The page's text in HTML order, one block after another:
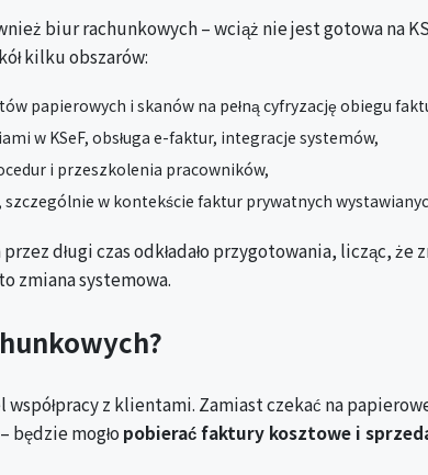
biur rachunkowych – wciąż nie jest gotowa na
kilku obszarów:
papierowych i skanów na pełną cyfryzację obiegu
w KSeF, obsługa e-faktur, integracje systemów,
i przeszkolenia pracowników,
szczególnie w kontekście faktur prywatnych
długi czas odkładało przygotowania, licząc, że
zmiana systemowa.
z klientami. Zamiast czekać na
będzie mogło pobierać faktury kosztowe i